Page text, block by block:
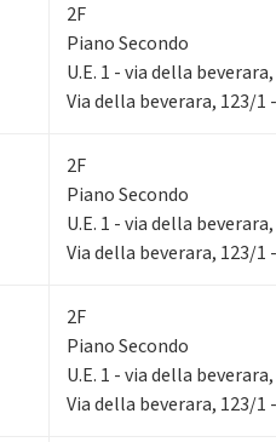
2F
Piano Secondo
U.E. 1 - via della
Via della beverara, 123/1
2F
Piano Secondo
U.E. 1 - via della
Via della beverara, 123/1
2F
Piano Secondo
U.E. 1 - via della
Via della beverara, 123/1